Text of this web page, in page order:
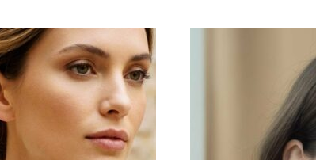
Aggiungi alla lista